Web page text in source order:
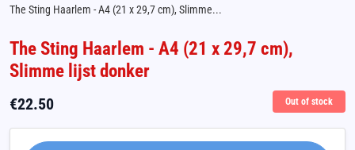
The Sting Haarlem - A4 (21 x 29,7 cm), Slimme...
The Sting Haarlem - A4 (21 x 29,7 cm),
Slimme lijst donker
€22.50 Out of stock